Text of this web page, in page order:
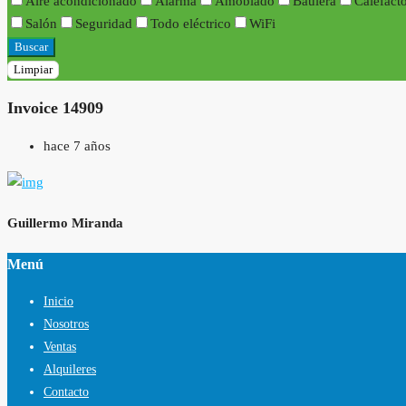
Salón
Seguridad Todo eléctrico WiFi
Buscar
Limpiar
Invoice 14909
hace 7 años
Guillermo Miranda
Menú
Inicio
Nosotros
Ventas
Alquileres
Contacto